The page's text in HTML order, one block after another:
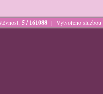
5 / 161088 | Vytvořeno službou